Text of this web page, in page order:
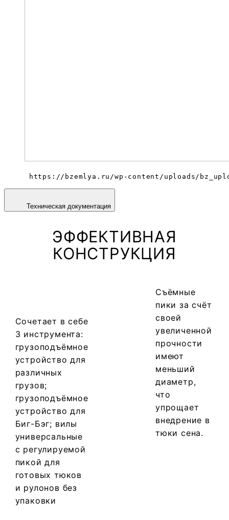
https://bzemlya.ru/wp-content/uploads/
Техническая документация
ЭФФЕКТИВНАЯ
КОНСТРУКЦИЯ
Сочетает в себе
3 инструмента:
грузоподъёмное
устройство для
различных
грузов;
грузоподъёмное
устройство для
Биг-Бэг; вилы
универсальные
с регулируемой
пикой для
готовых тюков
и рулонов без
упаковки
Съёмные
пики за счёт
своей
увеличенной
прочности
имеют
меньший
диаметр,
что
упрощает
внедрение в
тюки сена.